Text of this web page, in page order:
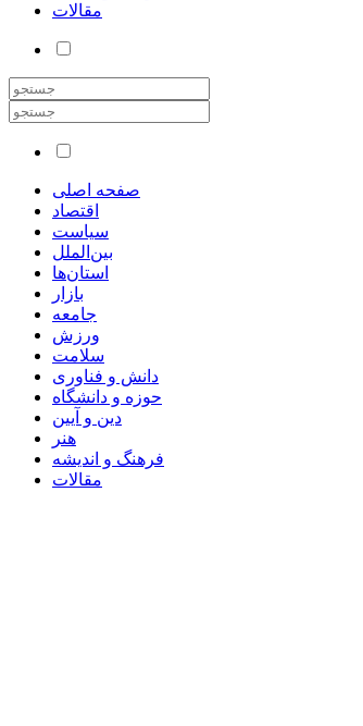
مقالات
صفحه اصلی
اقتصاد
سیاست
بین‌الملل
استان‌ها
بازار
جامعه
ورزش
سلامت
دانش و فناوری
حوزه و دانشگاه
دین و آیین
هنر
فرهنگ و اندیشه
مقالات